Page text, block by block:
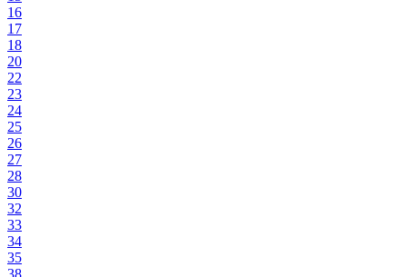
16
17
18
20
22
23
24
25
26
27
28
30
32
33
34
35
38